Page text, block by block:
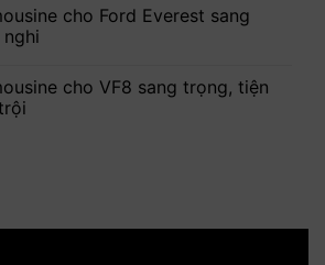
cho Ford Everest sang
cho VF8 sang trọng, tiện